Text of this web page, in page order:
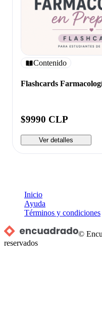
Contenido
Flashcards
$9990 CLP
Ver detalles
Inicio
Ayuda
Términos y condiciones
©
reservados